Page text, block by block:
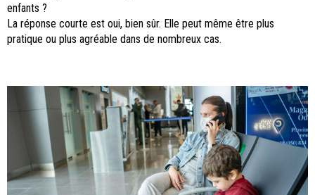
enfants ?
La réponse courte est oui, bien sûr. Elle peut même être plus
pratique ou plus agréable dans de nombreux cas.